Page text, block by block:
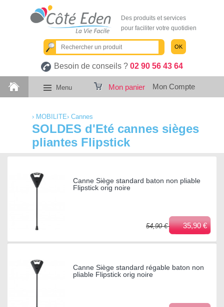
Des produits et services
pour faciliter votre quotidien
OK
Besoin de conseils ? 02 90 56 43 64
Menu Mon Compte
Mon panier
› MOBILITE› Cannes
SOLDES d'Eté cannes sièges
pliantes Flipstick
Canne Siège standard baton non pliable
Flipstick orig noire
54,90 € 35,90 €
Canne Siège standard régable baton non
pliable Flipstick orig noire